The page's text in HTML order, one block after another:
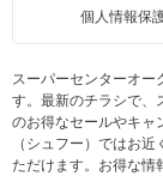
個人情報保
スーパーセンターオー
す。最新のチラシで、
のお得なセールやキャ
（シュフー）ではお
ただけます。お得な情